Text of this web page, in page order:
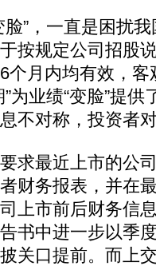
”，一直是困扰我
按规定公司招股
个月内均有效，
为业绩“变脸”提
不对称，投资者
最近上市的公
财务报表，并在
上市前后财务信
书中进一步以季
关口提前。而上